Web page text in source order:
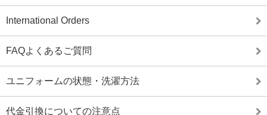
International Orders
FAQよくあるご質問
ユニフォームの状態・洗濯方法
代金引換についての注意点